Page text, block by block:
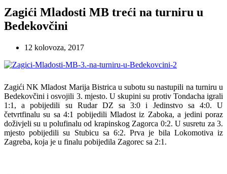
Zagići Mladosti MB treći na turniru u
Bedekovčini
12 kolovoza, 2017
Zagići NK Mladost Marija Bistrica u subotu su nastupili na turniru u
Bedekovčini i osvojili 3. mjesto. U skupini su protiv Tondacha igrali
1:1, a pobijedili su Rudar DZ sa 3:0 i Jedinstvo sa 4:0. U
četvrtfinalu su sa 4:1 pobijedili Mladost iz Zaboka, a jedini poraz
doživjeli su u polufinalu od krapinskog Zagorca 0:2. U susretu za 3.
mjesto pobijedili su Stubicu sa 6:2. Prva je bila Lokomotiva iz
Zagreba, koja je u finalu pobijedila Zagorec sa 2:1.